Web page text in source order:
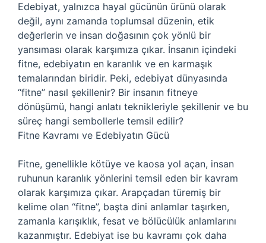
Edebiyat, yalnızca hayal gücünün ürünü olarak
değil, aynı zamanda toplumsal düzenin, etik
değerlerin ve insan doğasının çok yönlü bir
yansıması olarak karşımıza çıkar. İnsanın içindeki
fitne, edebiyatın en karanlık ve en karmaşık
temalarından biridir. Peki, edebiyat dünyasında
“fitne” nasıl şekillenir? Bir insanın fitneye
dönüşümü, hangi anlatı teknikleriyle şekillenir ve bu
süreç hangi sembollerle temsil edilir?
Fitne Kavramı ve Edebiyatın Gücü
Fitne, genellikle kötüye ve kaosa yol açan, insan
ruhunun karanlık yönlerini temsil eden bir kavram
olarak karşımıza çıkar. Arapçadan türemiş bir
kelime olan “fitne”, başta dini anlamlar taşırken,
zamanla karışıklık, fesat ve bölücülük anlamlarını
kazanmıştır. Edebiyat ise bu kavramı çok daha